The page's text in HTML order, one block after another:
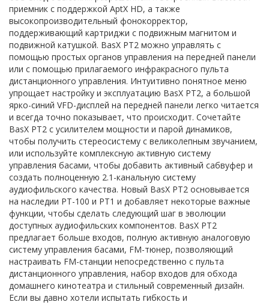
приемник с поддержкой AptX HD, а также
высокопроизводительный фонокорректор,
поддерживающий картриджи с подвижным магнитом и
подвижной катушкой. BasX PT2 можно управлять с
помощью простых органов управления на передней панели
или с помощью прилагаемого инфракрасного пульта
дистанционного управления. Интуитивно понятное меню
упрощает настройку и эксплуатацию BasX PT2, а большой
ярко-синий VFD-дисплей на передней панели легко читается
и всегда точно показывает, что происходит. Сочетайте
BasX PT2 с усилителем мощности и парой динамиков,
чтобы получить стереосистему с великолепным звучанием,
или используйте комплексную активную систему
управления басами, чтобы добавить активный сабвуфер и
создать полноценную 2.1-канальную систему
аудиофильского качества. Новый BasX PT2 основывается
на наследии PT-100 и PT1 и добавляет некоторые важные
функции, чтобы сделать следующий шаг в эволюции
доступных аудиофильских компонентов. BasX PT2
предлагает больше входов, полную активную аналоговую
систему управления басами, FM-тюнер, позволяющий
настраивать FM-станции непосредственно с пульта
дистанционного управления, набор входов для обхода
домашнего кинотеатра и стильный современный дизайн.
Если вы давно хотели испытать гибкость и